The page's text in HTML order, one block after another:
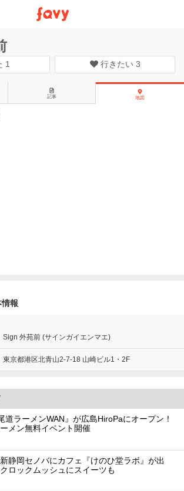
1 行きたい 3
記事 地図
報
Sign 外苑前 (サインガイエンマエ)
東京都港区北青山2-7-18 山崎ビル1・2F
道ラーメンWAN』が広島HiroPaにオープン！
メン無料イベント開催
静岡セノバにカフェ『けのひ堂ラボ』が出
ロックムッシュにスイーツも